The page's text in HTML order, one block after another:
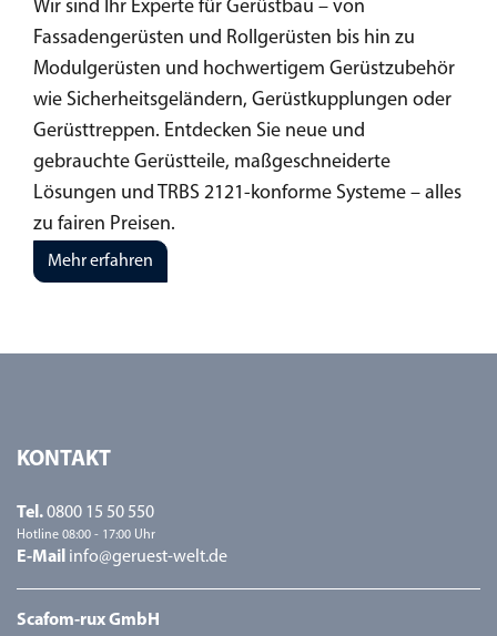
Wir sind Ihr Experte für Gerüstbau – von
Fassadengerüsten und Rollgerüsten bis hin zu
Modulgerüsten und hochwertigem Gerüstzubehör
wie Sicherheitsgeländern, Gerüstkupplungen oder
Gerüsttreppen. Entdecken Sie neue und
gebrauchte Gerüstteile, maßgeschneiderte
Lösungen und TRBS 2121-konforme Systeme – alles
zu fairen Preisen.
Mehr erfahren
KONTAKT
Tel.0800 15 50 550
Hotline 08:00 - 17:00 Uhr
E-Mail info@geruest-welt.de
Scafom-rux GmbH